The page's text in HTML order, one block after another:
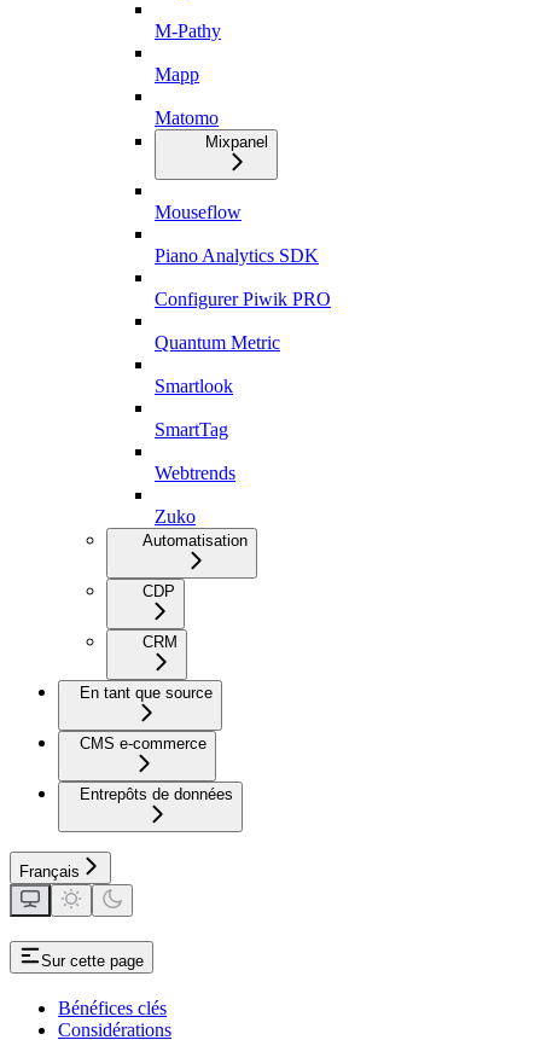
M-Pathy
Mapp
Matomo
Mixpanel
Mouseflow
Piano Analytics SDK
Configurer Piwik PRO
Quantum Metric
Smartlook
SmartTag
Webtrends
Zuko
Automatisation
CDP
CRM
En tant que source
CMS e-commerce
Entrepôts de données
Français
Sur cette page
Bénéfices clés
Considérations